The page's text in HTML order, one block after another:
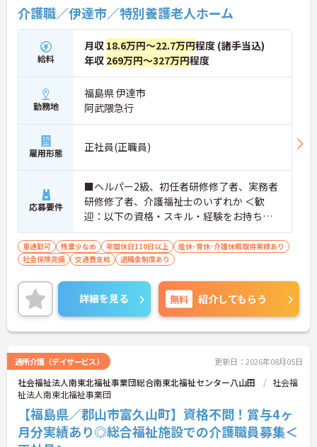
介護職／伊達市／特別養護老人ホーム
給料
月収 18.6万円～22.7万円程度 (諸手当込)
年収 269万円～327万円程度
勤務地
福島県 伊達市
阿武隈急行
雇用形態 正社員(正職員)
応募要件
■ヘルパー2級、初任者研修修了者、実務者
研修修了者、介護福祉士のいずれか ＜歓
迎：以下の資格・スキル・経験をお持ちの
方＞ ■施設での経験あれば尚可
車通勤可 残業少なめ 年間休日110日以上
産休･育休･介護休暇取得実績あり
社会保険完備
交通費支給 退職金制度あり
詳細を見る 無料 紹介してもらう
通所介護（デイサービス） 更新日：2026年08月05日
社会福祉法人南東北福祉事業団総合南東北福祉センター八山田
社会福
祉法人南東北福祉事業団
【福島県／郡山市富久山町】資格不問！賞与4ヶ
月分実績あり◎総合福祉施設での介護職員募集＜